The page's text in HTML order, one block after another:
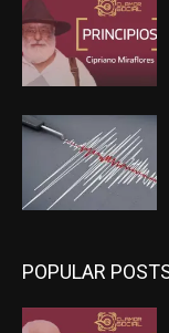
POPULAR